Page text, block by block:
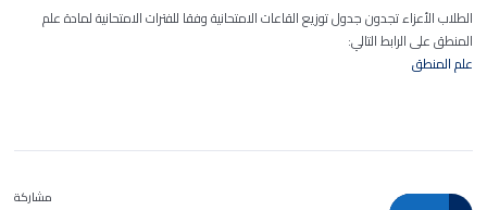
الطلاب الأعزاء تجدون جدول توزيع القاعات الامتحانية وفقا للفترات الامتحانية لمادة علم
المنطق على الرابط التالي:
علم المنطق
مشاركة